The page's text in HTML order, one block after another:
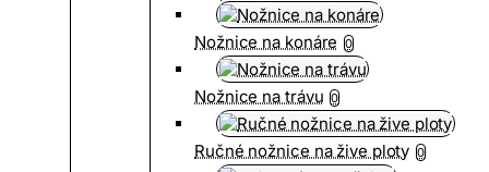
Nožnice na konáre 0
Nožnice na trávu 0
Ručné nožnice na žive ploty 0